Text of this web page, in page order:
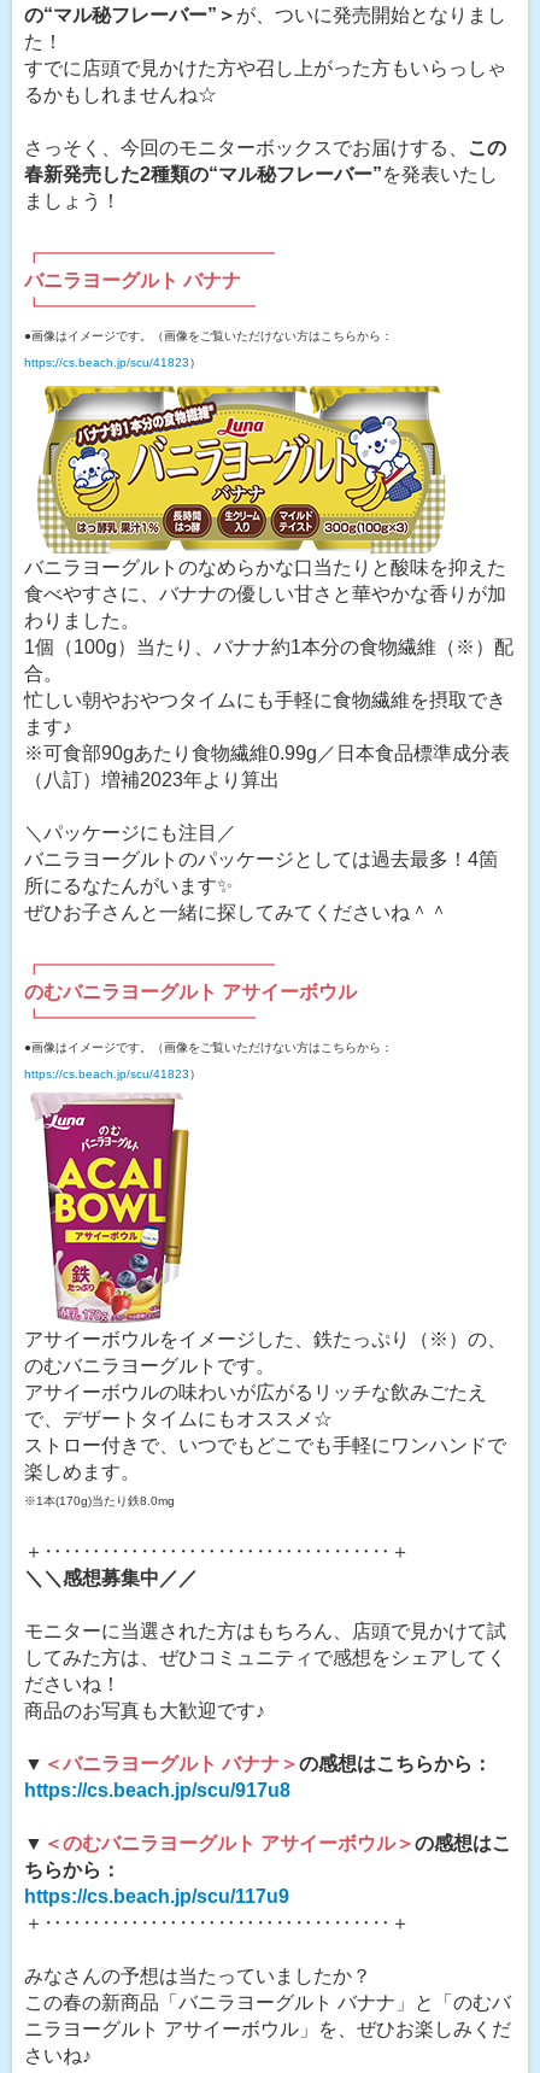
の“マル秘フレーバー”＞ が、ついに発売開始となりまし
た！
すでに店頭で見かけた方や召し上がった方もいらっしゃ
るかもしれませんね☆
さっそく、今回のモニターボックスでお届けする、
この
春新発売した2種類の“マル秘フレーバー”を発表いたし
ましょう！
┏━━━━━━━━━━━━
バニラヨーグルト バナナ
┗━━━━━━━━━━━
●画像はイメージです。（画像をご覧いただけない方はこちらから：
https://cs.beach.jp/scu/41823）
バニラヨーグルトのなめらかな口当たりと酸味を抑えた
食べやすさに、バナナの優しい甘さと華やかな香りが加
わりました。
1個（100g）当たり、バナナ約1本分の食物繊維（※）配
合。
忙しい朝やおやつタイムにも手軽に食物繊維を摂取でき
ます♪
※可食部90gあたり食物繊維0.99g／日本食品標準成分表
（八訂）増補2023年より算出
＼パッケージにも注目／
バニラヨーグルトのパッケージとしては過去最多！4箇
所にるなたんがいます✨
ぜひお子さんと一緒に探してみてくださいね＾＾
┏━━━━━━━━━━━━
のむバニラヨーグルト アサイーボウル
┗━━━━━━━━━━━
●画像はイメージです。（画像をご覧いただけない方はこちらから：
https://cs.beach.jp/scu/41823）
アサイーボウルをイメージした、鉄たっぷり（※）の、
のむバニラヨーグルトです。
アサイーボウルの味わいが広がるリッチな飲みごたえ
で、デザートタイムにもオススメ☆
ストロー付きで、いつでもどこでも手軽にワンハンドで
楽しめます。
※1本(170g)当たり鉄8.0mg
＋‥‥‥‥‥‥‥‥‥‥‥‥‥‥‥‥‥‥＋
＼＼感想募集中／／
モニターに当選された方はもちろん、店頭で見かけて試
してみた方は、ぜひコミュニティで感想をシェアしてく
ださいね！
商品のお写真も大歓迎です♪
▼ ＜バニラヨーグルト バナナ＞の感想はこちらから：
https://cs.beach.jp/scu/917u8
▼ ＜のむバニラヨーグルト アサイーボウル＞の感想はこ
ちらから：
https://cs.beach.jp/scu/117u9
＋‥‥‥‥‥‥‥‥‥‥‥‥‥‥‥‥‥‥＋
みなさんの予想は当たっていましたか？
この春の新商品「バニラヨーグルト バナナ」と「のむバ
ニラヨーグルト アサイーボウル」を、ぜひお楽しみくだ
さいね♪